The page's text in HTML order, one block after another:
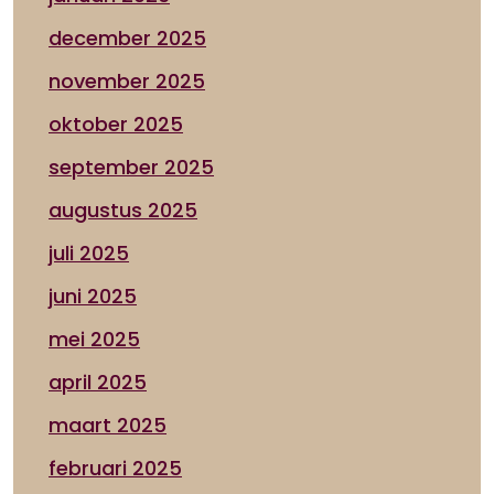
december 2025
november 2025
oktober 2025
september 2025
augustus 2025
juli 2025
juni 2025
mei 2025
april 2025
maart 2025
februari 2025